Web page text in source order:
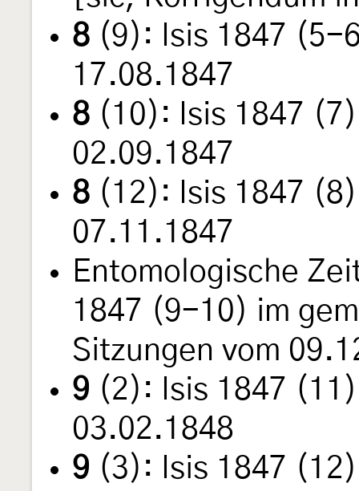
8 (9): Isis 1847 (5-
17.08.1847
8 (10): Isis 1847
02.09.1847
8 (12): Isis 1847
07.11.1847
Entomologische
1847 (9-10) im
Sitzungen vom
9 (2): Isis 1847
03.02.1848
9 (3): Isis 1847